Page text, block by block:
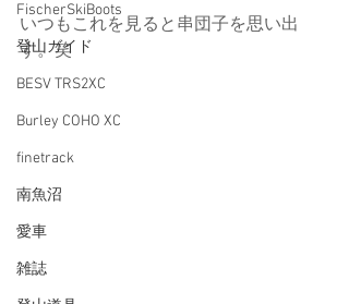
FischerSkiBoots
登山ガイド
BESV TRS2XC
Burley COHO XC
finetrack
南魚沼
愛車
雑誌
いつもこれを見ると串団子を思い出
す。笑